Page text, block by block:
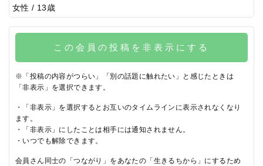
女性 / 13歳
この会員の投稿を非表示にする
※「投稿の内容がつらい」「別の話題に触れたい」と感じたときは
「非表示」を選択できます。
・「非表示」を選択するとお互いのタイムラインに表示されなくなり
ます。
・「非表示」にしたことは相手には通知されません。
・いつでも解除できます。
会員さん同士の「つながり」をあなたの「生きるちから」にするため